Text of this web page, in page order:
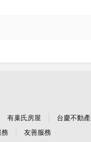
有巢氏房屋 台慶不動產
友善服務